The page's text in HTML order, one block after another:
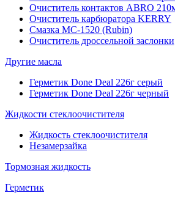
Очиститель контактов ABRO
Очиститель карбюратора KERRY
Смазка МС-1520 (Rubin)
Очиститель дроссельной
Другие масла
Герметик Done Deal 226г серый
Герметик Done Deal 226г черный
Жидкости стеклоочистителя
Жидкость стеклоочистителя
Незамерзайка
Тормозная жидкость
Герметик